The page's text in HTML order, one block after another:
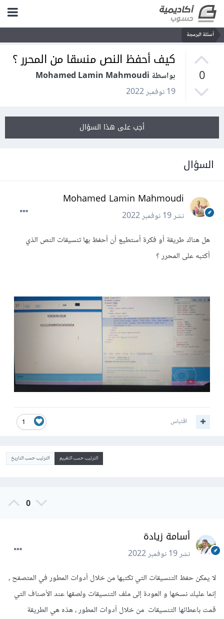
أسئلة البرمجة
0
كيف أحفظ النص منسقا من المحرر ؟
بواسطة Mohamed Lamin Mahmoudi
19 نوفمبر 2022
أجب على هذا السؤال
السؤال
Mohamed Lamin Mahmoudi
نشر19 نوفمبر 2022
هل هناك طريقة أو فكرة أستطيع أن أحفظ بها تنسيقات النص الذي
أكتبه على المحرر ؟
1 اقتباس
الترتيب حسب التقييم الترتيب حسب التاريخ
0
أسامة زيادة
نشر19 نوفمبر 2022
لا يمكن حفظ التنسيقات التي تكتبها من خلال أدوات المطور في المتصفح ،
إنما عليك نسخها و العودة إلى ملف التنسيقات ولصقها عند الأصناف التي
قمت باعطائها التنسيقات من خلال أدوات المطور ، هذه هي الطريقة